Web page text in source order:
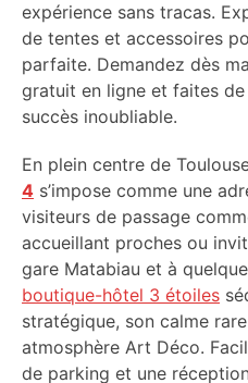
expérience sans tracas.
de tentes et accessoires
parfaite. Demandez dès
gratuit en ligne et faites
succès inoubliable.
En plein centre de
4 s’impose comme une
visiteurs de passage
accueillant proches ou
gare Matabiau et à
boutique-hôtel 3 étoiles
stratégique, son calme
atmosphère Art Déco.
de parking et une